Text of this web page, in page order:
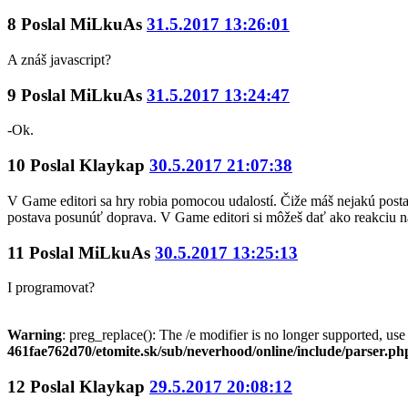
8 Poslal MiLkuAs 31.5.2017 13:26:01
A znáš javascript?
9 Poslal MiLkuAs 31.5.2017 13:24:47
-Ok.
10 Poslal Klaykap 30.5.2017 21:07:38
V Game editori sa hry robia pomocou udalostí. Čiže máš nejakú
postava posunúť doprava. V Game editori si môžeš dať ako reakciu
11 Poslal MiLkuAs 30.5.2017 13:25:13
I programovat?
Warning: preg_replace(): The /e modifier is no longer supported,
461fae762d70/etomite.sk/sub/neverhood/online/include/
12 Poslal Klaykap 29.5.2017 20:08:12